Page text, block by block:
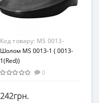
Код товару: MS 0013-
1(Red)
Шолом MS 0013-1 ( 0013-
1(Red))
0
242грн.